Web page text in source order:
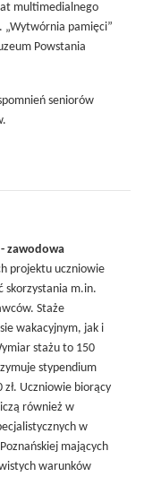
multimedialnego
„Wytwórnia pamięci”
Powstania
seniorów
zawodowa
projektu uczniowie
skorzystania m.in.
Staże
wakacyjnym, jak i
stażu to 150
stypendium
Uczniowie biorący
również w
w
mających
warunków